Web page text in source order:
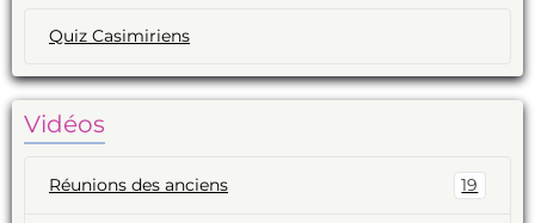
Quiz Casimiriens
Vidéos
Réunions des anciens 19